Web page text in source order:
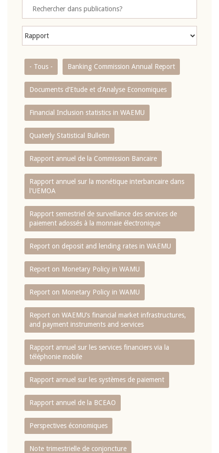
- Tous - Banking Commission Annual Report
Documents d’Etude et d’Analyse Economiques
Financial Inclusion statistics in WAEMU
Quaterly Statistical Bulletin
Rapport annuel de la Commission Bancaire
Rapport annuel sur la monétique interbancaire dans
l'UEMOA
Rapport semestriel de surveillance des services de
paiement adossés à la monnaie électronique
Report on deposit and lending rates in WAEMU
Report on Monetary Policy in WAMU
Report on Monetary Policy in WAMU
Report on WAEMU’s financial market infrastructures,
and payment instruments and services
Rapport annuel sur les services financiers via la
téléphonie mobile
Rapport annuel sur les systèmes de paiement
Rapport annuel de la BCEAO
Perspectives économiques
Note trimestrielle de conjoncture